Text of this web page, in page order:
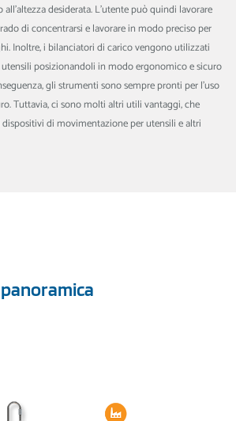
desiderata. L'utente può quindi lavorare
di concentrarsi e lavorare in modo preciso per
Inoltre, i bilanciatori di carico vengono utilizzati
posizionandoli in modo ergonomico e sicuro
gli strumenti sono sempre pronti per l'uso
Tuttavia, ci sono molti altri utili vantaggi, che
di movimentazione per utensili e altri